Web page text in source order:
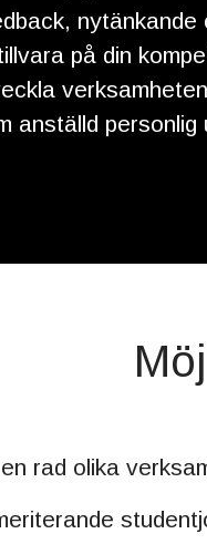
nytänkande
på din
anställd personlig
rad olika